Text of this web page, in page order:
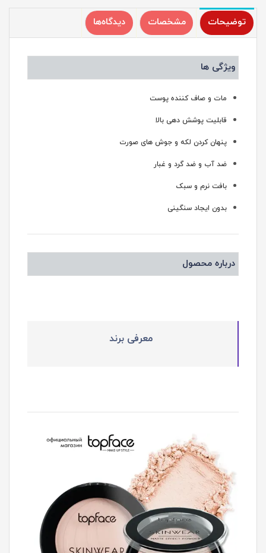
توضیحات مشخصات دیدگاه‌ها
ویژگی ها
مات و صاف کننده پوست
قابلیت پوشش دهی بالا
پنهان کردن لکه و جوش های صورت
ضد آب و ضد گرد و غبار
بافت نرم و سبک
بدون ایجاد سنگینی
درباره محصول
معرفی برند